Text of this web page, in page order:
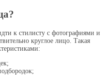
к стилисту с фотографиями и
круглое лицо. Такая